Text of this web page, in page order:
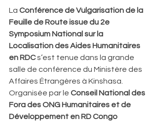
La Conférence de Vulgarisation de la
Feuille de Route issue du 2e
Symposium National sur la
Localisation des Aides Humanitaires
en RDC s’est tenue dans la grande
salle de conférence du Ministère des
Affaires Étrangères à Kinshasa.
Organisée par le Conseil National des
Fora des ONG Humanitaires et de
Développement en RD Congo